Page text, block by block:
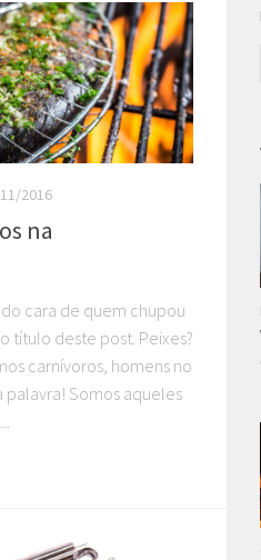
2016
na
cara de quem chupou
título deste post. Peixes?
carnívoros, homens no
palavra! Somos aqueles